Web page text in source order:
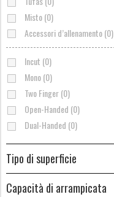
Misto (0)
Accessori d’allenamento (0)
Incut (0)
Mono (0)
Two Finger (0)
Open-Handed (0)
Dual-Handed (0)
Tipo di superficie
Capacità di arrampicata